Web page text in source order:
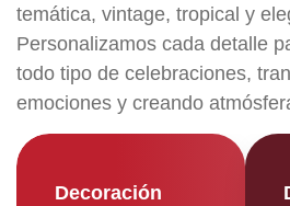
temática, vintage, tropical y
Personalizamos cada detalle
todo tipo de celebraciones,
emociones y creando
Decoración